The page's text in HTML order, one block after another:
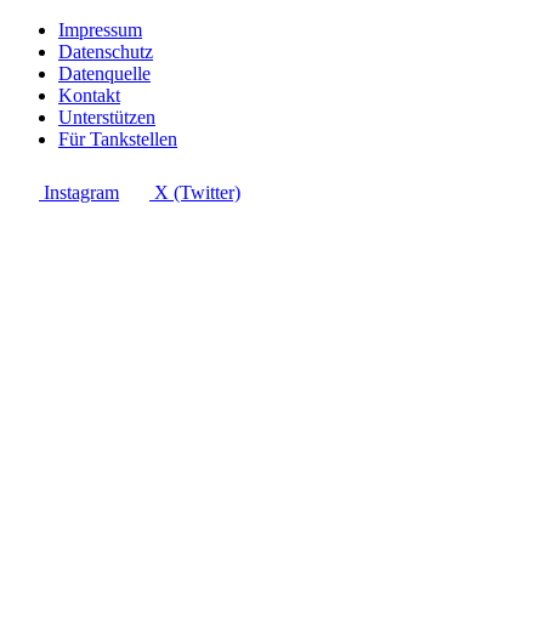
Impressum
Datenschutz
Datenquelle
Kontakt
Unterstützen
Für Tankstellen
Instagram X (Twitter)